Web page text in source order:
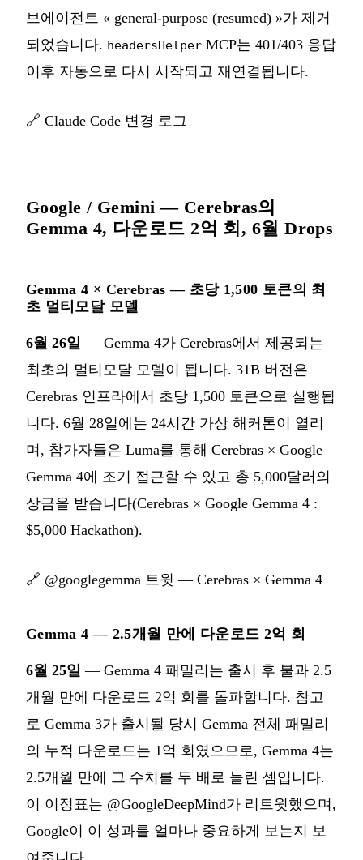
브에이전트 « general-purpose (resumed) »가 제거
되었습니다. headersHelper MCP는 401/403 응답
이후 자동으로 다시 시작되고 재연결됩니다.
🔗 Claude Code 변경 로그
Google / Gemini — Cerebras의
Gemma 4, 다운로드 2억 회, 6월 Drops
Gemma 4 × Cerebras — 초당 1,500 토큰의 최
초 멀티모달 모델
6월 26일 — Gemma 4가 Cerebras에서 제공되는
최초의 멀티모달 모델이 됩니다. 31B 버전은
Cerebras 인프라에서 초당 1,500 토큰으로 실행됩
니다. 6월 28일에는 24시간 가상 해커톤이 열리
며, 참가자들은 Luma를 통해 Cerebras × Google
Gemma 4에 조기 접근할 수 있고 총 5,000달러의
상금을 받습니다(Cerebras × Google Gemma 4 :
$5,000 Hackathon).
🔗 @googlegemma 트윗 — Cerebras × Gemma 4
Gemma 4 — 2.5개월 만에 다운로드 2억 회
6월 25일 — Gemma 4 패밀리는 출시 후 불과 2.5
개월 만에 다운로드 2억 회를 돌파합니다. 참고
로 Gemma 3가 출시될 당시 Gemma 전체 패밀리
의 누적 다운로드는 1억 회였으므로, Gemma 4는
2.5개월 만에 그 수치를 두 배로 늘린 셈입니다.
이 이정표는 @GoogleDeepMind가 리트윗했으며,
Google이 이 성과를 얼마나 중요하게 보는지 보